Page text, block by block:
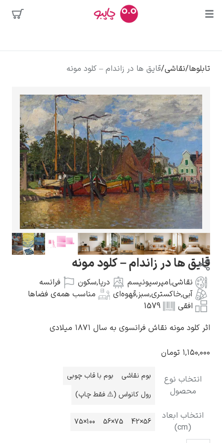
جستجوها
پیکاسو
سالوادور دالی
فریدا کالوا
محبوب‌ترین
هنرمندان
کلود مونه
ونسان ون گوگ
گوستاو کلیمت
تابلوها/نقاشی/قایق ها در زاندام – کلود مونه
قایق ها در زاندام – کلود مونه
نقاشی,امپرسیونیسم دریا,سکون
فرانسه
آبی,خاکستری,سبز,قهوه‌ای
مناسب همه‌ی فضاها
افقی
1579
اثر کلود مونه نقاش فرانسوی به سال ۱۸۷۱ میلادی
۱,۱۵۰,۰۰۰ تومان
انتخاب نوع
محصول
بوم نقاشی
بوم با قاب چوبی
رول کانواس (⚠️ فقط چاپ)
انتخاب ابعاد
(cm)
56×42
75×56
100×75